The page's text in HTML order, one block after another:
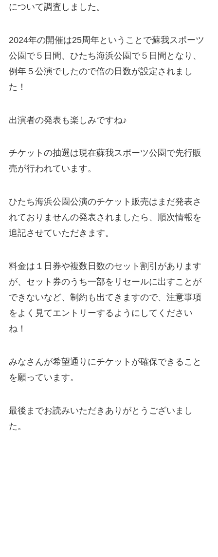
について調査しました。
2024年の開催は25周年ということで蘇我スポーツ
公園で５日間、ひたち海浜公園で５日間となり、
例年５公演でしたので倍の日数が設定されまし
た！
出演者の発表も楽しみですね♪
チケットの抽選は現在蘇我スポーツ公園で先行販
売が行われています。
ひたち海浜公園公演のチケット販売はまだ発表さ
れておりませんの発表されましたら、順次情報を
追記させていただきます。
料金は１日券や複数日数のセット割引があります
が、セット券のうち一部をリセールに出すことが
できないなど、制約も出てきますので、注意事項
をよく見てエントリーするようにしてください
ね！
みなさんが希望通りにチケットが確保できること
を願っています。
最後までお読みいただきありがとうございまし
た。